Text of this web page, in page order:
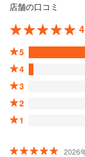
店舗の口コミ
5
4
3
2
1
2026